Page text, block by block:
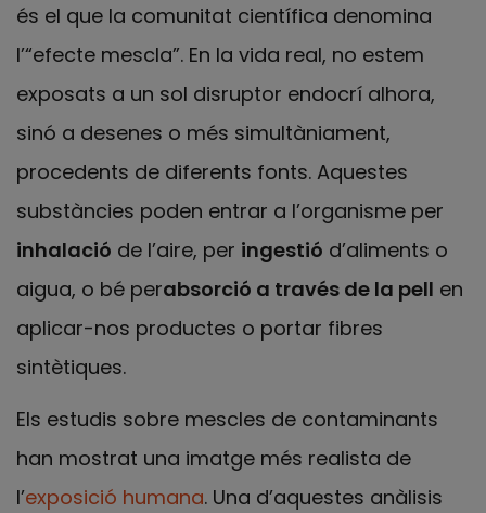
és el que la comunitat científica denomina
l’“efecte mescla”. En la vida real, no estem
exposats a un sol disruptor endocrí alhora,
sinó a desenes o més simultàniament,
procedents de diferents fonts. Aquestes
substàncies poden entrar a l’organisme per
inhalació de l’aire, per ingestió d’aliments o
aigua, o bé perabsorció a través de la pell en
aplicar-nos productes o portar fibres
sintètiques.
Els estudis sobre mescles de contaminants
han mostrat una imatge més realista de
l’exposició humana. Una d’aquestes anàlisis